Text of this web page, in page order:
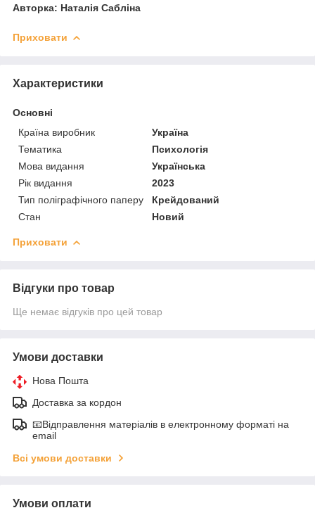
Авторка: Наталія Сабліна
Приховати
Характеристики
Основні
Країна виробник
Україна
Тематика
Психологія
Мова видання
Українська
Рік видання
2023
Тип поліграфічного паперу
Крейдований
Стан
Новий
Приховати
Відгуки про товар
Ще немає відгуків про цей товар
Умови доставки
Нова Пошта
Доставка за кордон
📧Відправлення матеріалів в електронному форматі на
email
Всі умови доставки
Умови оплати